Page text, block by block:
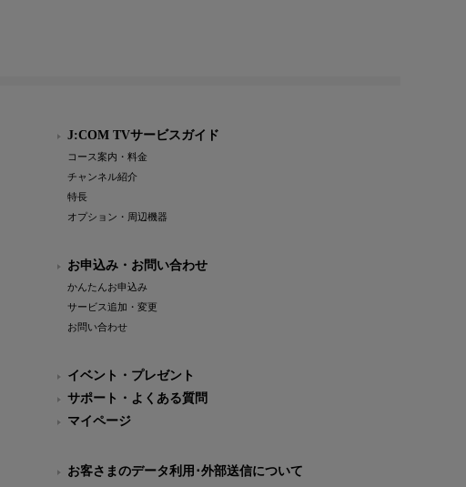
J:COM TVサービスガイド
コース案内・料金
チャンネル紹介
特長
オプション・周辺機器
お申込み・お問い合わせ
かんたんお申込み
サービス追加・変更
お問い合わせ
イベント・プレゼント
サポート・よくある質問
マイページ
お客さまのデータ利用･外部送信について